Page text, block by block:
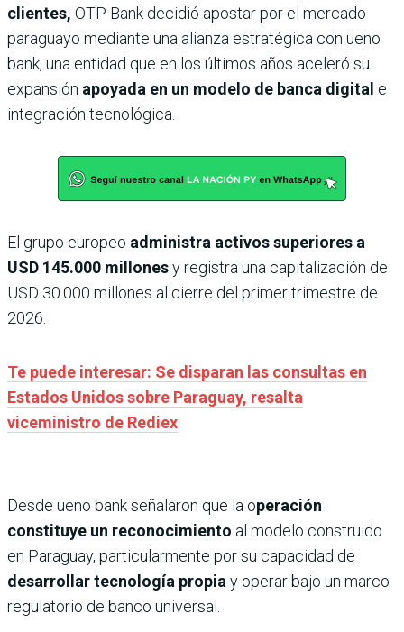
clientes, OTP Bank decidió apostar por el mercado
paraguayo mediante una alianza estratégica con ueno
bank, una entidad que en los últimos años aceleró su
expansión apoyada en un modelo de banca digital e
integración tecnológica.
El grupo europeo administra activos superiores a
USD 145.000 millonesy registra una capitalización de
USD 30.000 millones al cierre del primer trimestre de
2026.
Te puede interesar: Se disparan las consultas en
Estados Unidos sobre Paraguay, resalta
viceministro de Rediex
Desde ueno bank señalaron que la operación
constituye un reconocimiento al modelo construido
en Paraguay, particularmente por su capacidad de
desarrollar tecnología propia y operar bajo un marco
regulatorio de banco universal.